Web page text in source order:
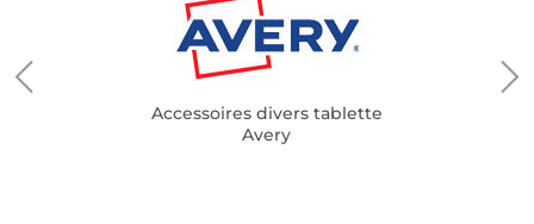
Accessoires divers tablette
Avery